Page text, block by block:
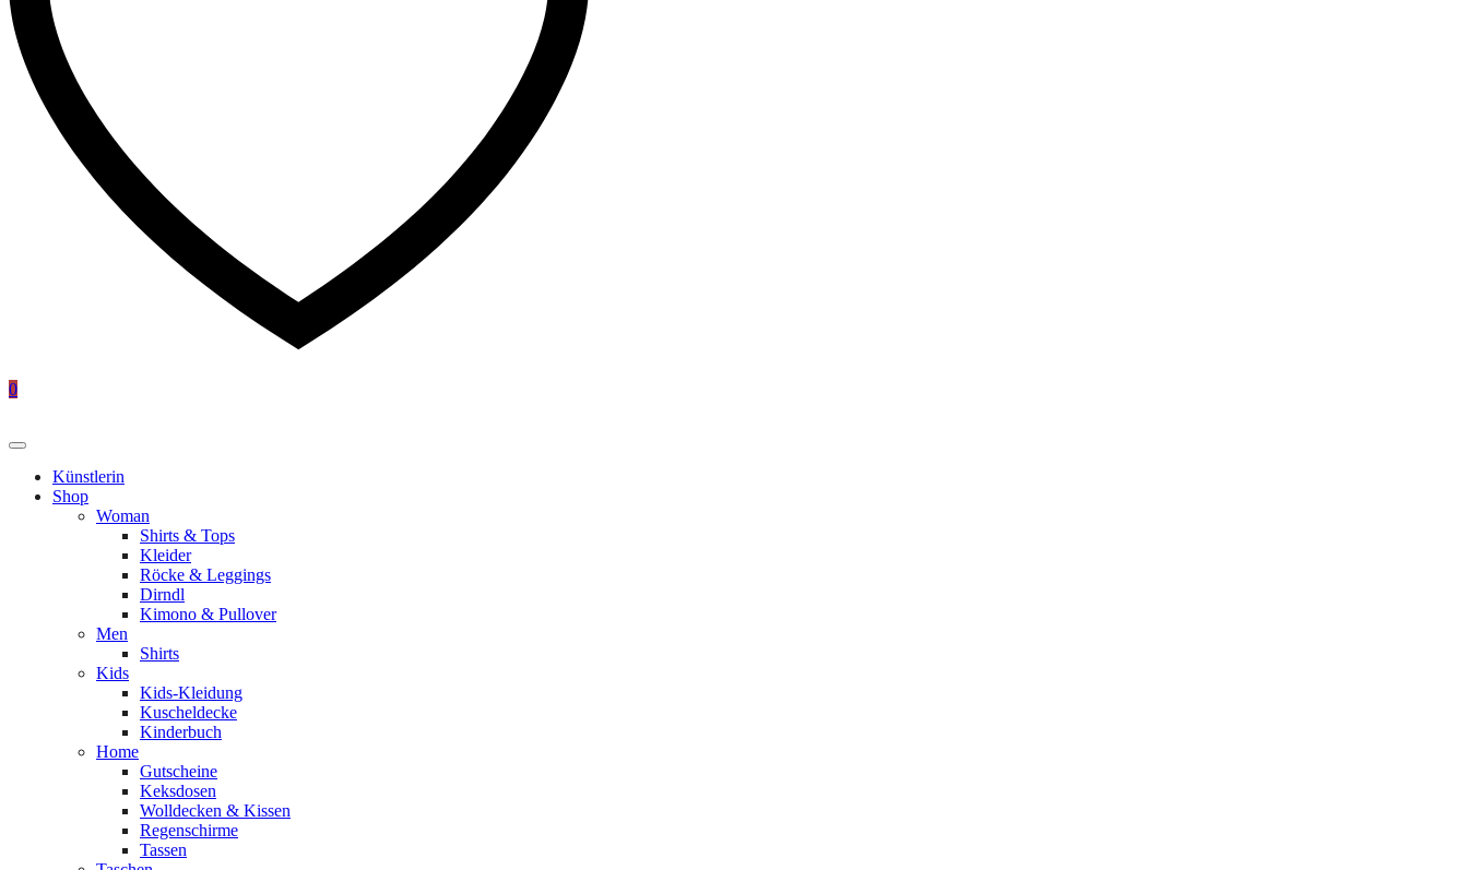
0
Künstlerin
Shop
Woman
Shirts & Tops
Kleider
Röcke & Leggings
Dirndl
Kimono & Pullover
Men
Shirts
Kids
Kids-Kleidung
Kuscheldecke
Kinderbuch
Home
Gutscheine
Keksdosen
Wolldecken & Kissen
Regenschirme
Tassen